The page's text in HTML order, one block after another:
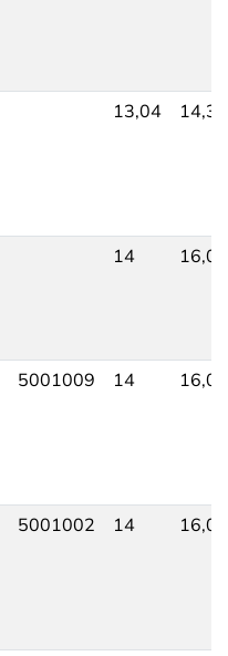
13,04 14,39
14 16,00
5001009 14 16,00
5001002 14 16,00